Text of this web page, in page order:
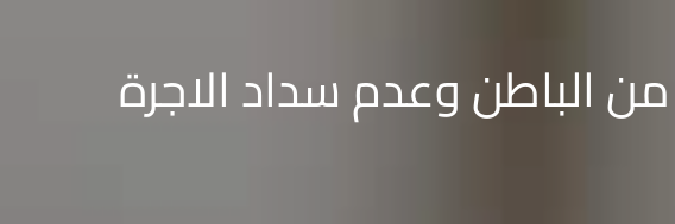
الباطن وعدم سداد الاجرة